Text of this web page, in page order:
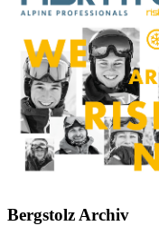
Bergstolz Archiv